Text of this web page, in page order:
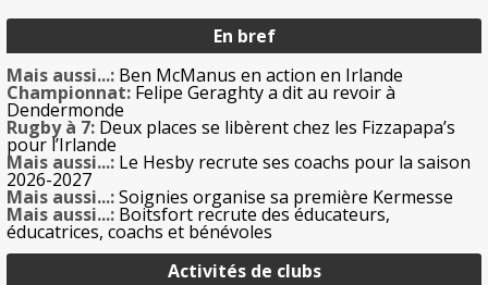
En bref
Mais aussi...: Ben McManus en action en Irlande
Championnat: Felipe Geraghty a dit au revoir à
Dendermonde
Rugby à 7: Deux places se libèrent chez les Fizzapapa’s
pour l’Irlande
Mais aussi...: Le Hesby recrute ses coachs pour la saison
2026-2027
Mais aussi...:Soignies organise sa première Kermesse
Mais aussi...: Boitsfort recrute des éducateurs,
éducatrices, coachs et bénévoles
Activités de clubs